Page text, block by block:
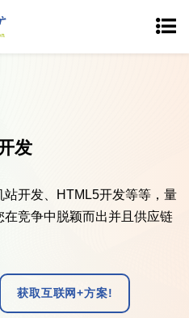
的网站。365天24小时服务
支持，让细节臻于完美，满足
免费获取方案!